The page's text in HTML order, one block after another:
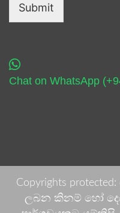
Submit
Chat on WhatsApp
Copyrights
ලබන කිනම් හෝ